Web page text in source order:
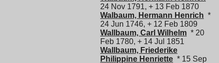
24 Nov 1791, + 13 Feb 1870
Walbaum, Hermann Henrich *
24 Jun 1746, + 12 Feb 1809
Wallbaum, Carl Wilhelm * 20
Feb 1780, + 14 Jul 1851
Wallbaum, Friederike
Philippine Henriette * 15 Sep